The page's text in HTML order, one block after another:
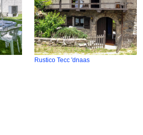
Rustico Tecc 'dnaas